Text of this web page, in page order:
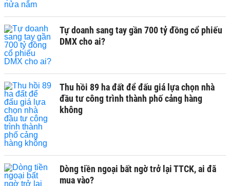
Tự doanh sang tay gần 700 tỷ đồng cổ phiếu
DMX cho ai?
Thu hồi 89 ha đất để đấu giá lựa chọn nhà
đầu tư công trình thành phố cảng hàng
không
Dòng tiền ngoại bất ngờ trở lại TTCK, ai đã
mua vào?